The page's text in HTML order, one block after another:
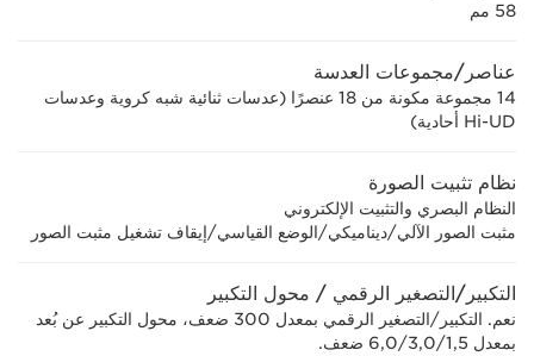
58 مم
عناصر/مجموعات العدسة
14 مجموعة مكونة من 18 عنصرًا (عدسات ثنائية شبه كروية وعدسات
Hi-UD أحادية)
نظام تثبيت الصورة
النظام البصري والتثبيت الإلكتروني
مثبت الصور الآلي/ديناميكي/الوضع القياسي/إيقاف تشغيل مثبت الصور
التكبير/التصغير الرقمي / محول التكبير
نعم. التكبير/التصغير الرقمي بمعدل 300 ضعف، محول التكبير عن بُعد
بمعدل 1,5/‏3,0/‏6,0 ضعف.